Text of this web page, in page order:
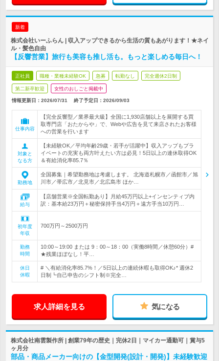
新着
株式会社いーふらん | 収入アップできるから生活の質もあがります！★ネイ
ル・髪色自由
【反響営業】旅行も美容も推し活も。もっと楽しめる毎日へ！
正社員 職種・業種未経験OK 急募 転勤なし 完全週休2日制
第二新卒歓迎 女性のおしごと掲載中
情報更新日：2026/07/31 終了予定日： 2026/09/03
仕事内容
【完全反響型／業界最大級】全国に1,930店舗以上を展開する買
取専門店「おたからや」で、Webや広告を見て来店されたお客様
への営業を行います
対象と
なる方
【未経験OK／平均年齢29歳・若手が活躍中】収入アップもプラ
イベートの充実も両方叶えたい方は必見！5日以上の連休取得OK
＆有給消化率85.7％
勤務地
全国募集｜希望勤務地は考慮します。 北海道札幌市／函館市／旭
川市／帯広市／北見市／北広島市 ほか…
給与
【店舗営業※全国転勤あり】月給45万円以上+インセンティブ内
訳：基本給23万円＋秘密保持手当4万円＋遠方手当10万円…
初年度
年収
700万円～2500万円
勤務
時間
10:00～19:00 または 9：00～18：00（実働8時間／休憩60分）#
★残業ほぼなし！平…
休日
休暇
# ＼有給消化率85.7%！／5日以上の連続休暇も取得OK♪* 週休2
日制┗自己申告のシフト制※完全…
求人詳細を見る 気になる
株式会社南雲製作所 | 創業79年の歴史｜完休2日｜マイカー通勤可｜賞与5
ヶ月分
部品・商品メーカー向けの【金型開発(設計・開発)】未経験歓迎